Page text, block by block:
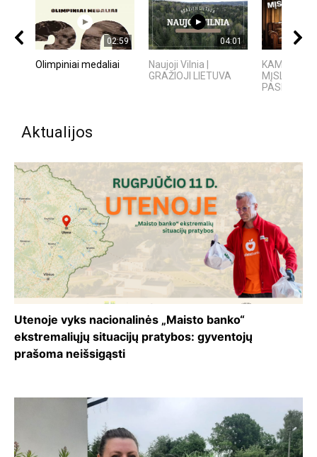
02:59
Olimpiniai medaliai
04:01
Naujoji Vilnia |
GRAŽIOJI LIETUVA
MĮSLINGA
PASLAPTIS
Aktualijos
Utenoje vyks nacionalinės „Maisto banko“
ekstremaliųjų situacijų pratybos: gyventojų
prašoma neišsigąsti